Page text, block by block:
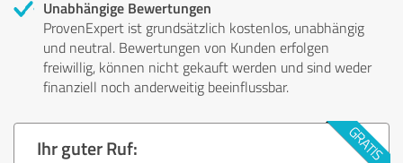
Unabhängige Bewertungen
ProvenExpert ist grundsätzlich kostenlos, unabhängig
und neutral. Bewertungen von Kunden erfolgen
freiwillig, können nicht gekauft werden und sind weder
finanziell noch anderweitig beeinflussbar.
Ihr guter Ruf: